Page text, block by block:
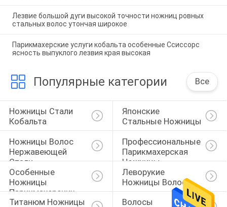
Лезвие большой дуги высокой точности ножниц ровных
стальных волос утончая широкое
Парикмахерские услуги кобальта особенные Ссиссорс
ясность выпуклого лезвия края высокая
Популярные категории Все
Ножницы Стали
Кобальта
Японские
Стальные Ножницы
Ножницы Волос
Нержавеющей
Стали
Профессиональные
Парикмахерская
Ножницы
Особенные
Ножницы
Парикмахерских
Услуг
Леворукие
Ножницы Волос
Титанюм Ножницы
Волосы